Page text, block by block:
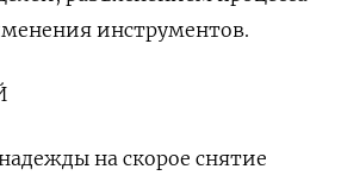
инструментов.
на скорое снятие